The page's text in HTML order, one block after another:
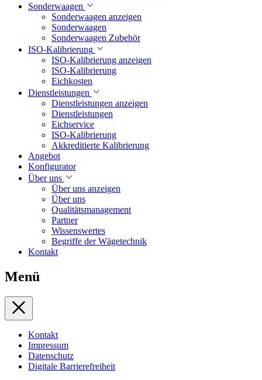
Sonderwaagen
Sonderwaagen anzeigen
Sonderwaagen
Sonderwaagen Zubehör
ISO-Kalibrierung
ISO-Kalibrierung anzeigen
ISO-Kalibrierung
Eichkosten
Dienstleistungen
Dienstleistungen anzeigen
Dienstleistungen
Eichservice
ISO-Kalibrierung
Akkreditierte Kalibrierung
Angebot
Konfigurator
Über uns
Über uns anzeigen
Über uns
Qualitätsmanagement
Partner
Wissenswertes
Begriffe der Wägetechnik
Kontakt
Menü
Kontakt
Impressum
Datenschutz
Digitale Barrierefreiheit